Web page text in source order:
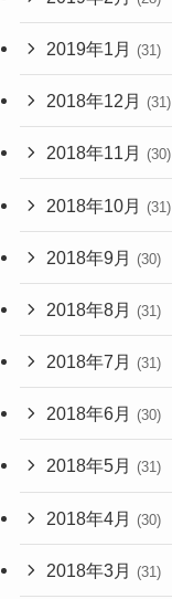
2019年1月 (31)
2018年12月 (31)
2018年11月 (30)
2018年10月 (31)
2018年9月 (30)
2018年8月 (31)
2018年7月 (31)
2018年6月 (30)
2018年5月 (31)
2018年4月 (30)
2018年3月 (31)